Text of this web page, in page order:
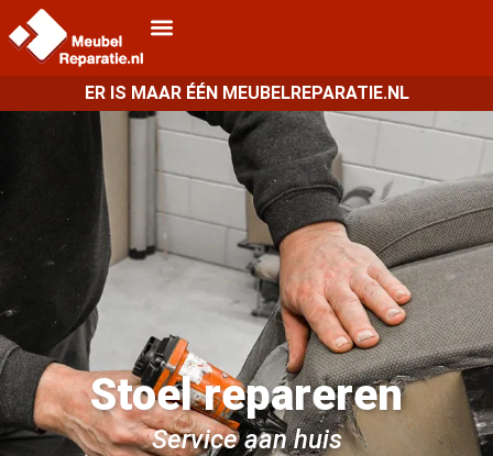
ER IS MAAR ÉÉN MEUBELREPARATIE.NL
Stoel repareren
Service aan huis